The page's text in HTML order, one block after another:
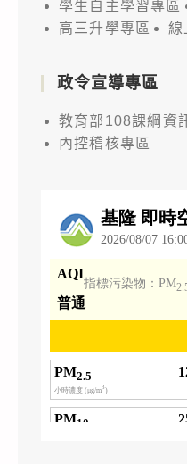
學生自主學習專區
高三升學專區
線
政令宣導專區
教育部108課綱資
內控稽核專區